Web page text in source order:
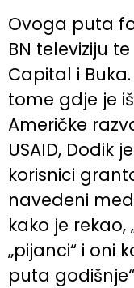
Ovoga puta
BN televiziju
Capital i
tome gdje je
Američke
USAID, Dodik
korisnici
navedeni
kako je rekao,
„pijanci“ i oni
puta